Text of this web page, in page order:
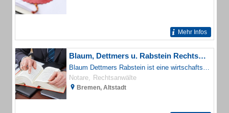
Mehr Infos
Blaum, Dettmers u. Rabstein Rechtsanwälte und Notare
Blaum Dettmers Rabstein ist eine wirtschaftsrechtlich ausgerichtete Rechtsanwaltskanzlei mit Standorten \u0003in Bremen, Hamburg und München.
Notare
Rechtsanwälte
Bremen, Altstadt